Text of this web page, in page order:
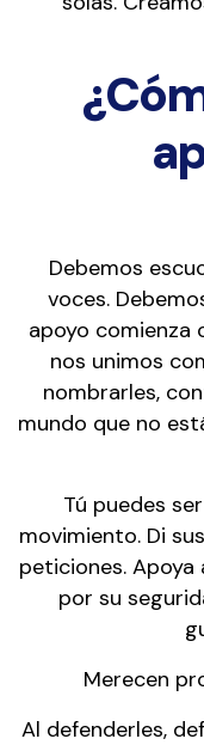
Debemos
voces.
apoyo comienza
nos unimos
nombrarles,
mundo que no
Tú puedes
movimiento. Di
peticiones. Apoya
por su
Merecen
Al defenderles,